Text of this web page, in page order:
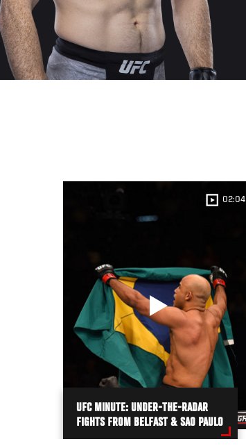
02:04
UFC MINUTE: UNDER-THE-RADAR
FIGHTS FROM BELFAST & SAO PAULO